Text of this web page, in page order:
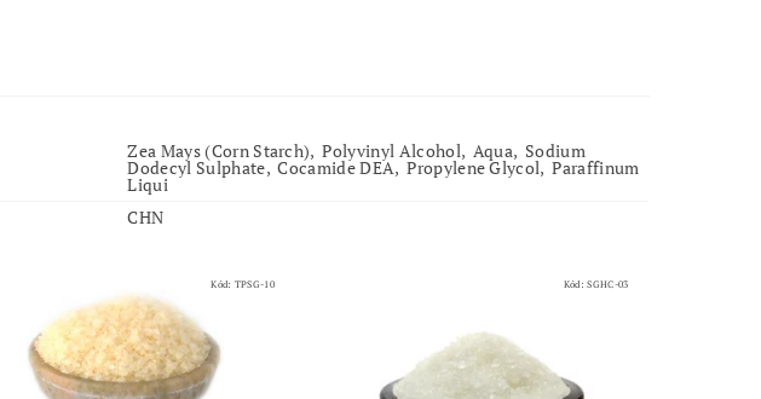
Zea Mays (Corn Starch), Polyvinyl Alcohol, Aqua, Sodium
Dodecyl Sulphate, Cocamide DEA, Propylene Glycol, Paraffinum
Liqui
CHN
Kód: TPSG-10 Kód:SGHC-03